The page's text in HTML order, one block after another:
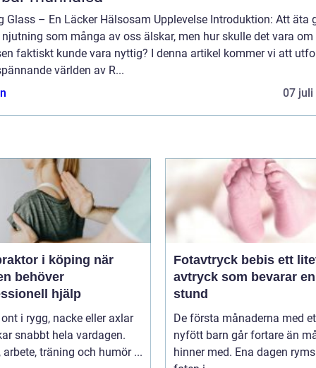
Glass – En Läcker Hälsosam Upplevelse Introduktion: Att äta
njutning som många av oss älskar, men hur skulle det vara om
faktiskt kunde vara nyttig? I denna artikel kommer vi att
världen av R...
07 juli
i köping när
behöver
hjälp
i rygg, nacke eller axlar
snabbt hela vardagen.
arbete, träning och humör ...
Fotavtryck bebis ett litet
avtryck som bevarar
stund
De första månaderna med
nyfött barn går fortare än
hinner med. Ena dagen